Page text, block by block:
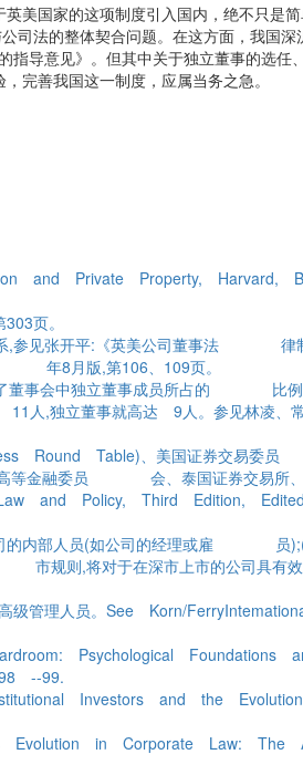
美国家的这项制度引入国内，绝不只是
司法的整体契合问题。在这方面，我国
导意见》。但其中关于独立董事的选任
完善我国这一制度，应属当务之急。
and Private Property, Harvard,
页。
系,参见张开平:《英美公司董事法 律
年8月版,第106、109页。
了董事会中独立董事成员所占的 比例
,独立董事就高达 9人。参见林凌、常
Round Table)、美国证券交易
高等金融委员 会、泰国证券交易所、
and Policy, Third Edition,
司的内部人员(如公司的经理或雇 员
规则,将对于在深市上市的公司具有效
高级管理人员。See Korn/
Psychological Foundations
--99.
Investors and the
Evolution in Corporate Law: